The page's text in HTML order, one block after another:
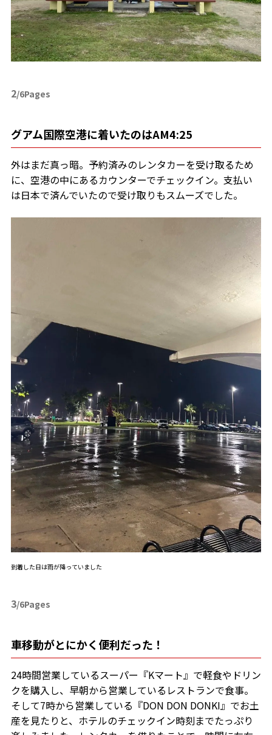
2/6Pages
グアム国際空港に着いたのはAM4:25
外はまだ真っ暗。予約済みのレンタカーを受け取るため
に、空港の中にあるカウンターでチェックイン。支払い
は日本で済んでいたので受け取りもスムーズでした。
到着した日は雨が降っていました
3/6Pages
車移動がとにかく便利だった！
24時間営業しているスーパー『Kマート』で軽食やドリン
クを購入し、早朝から営業しているレストランで食事。
そして7時から営業している『DON DON DONKI』でお土
産を見たりと、ホテルのチェックイン時刻までたっぷり